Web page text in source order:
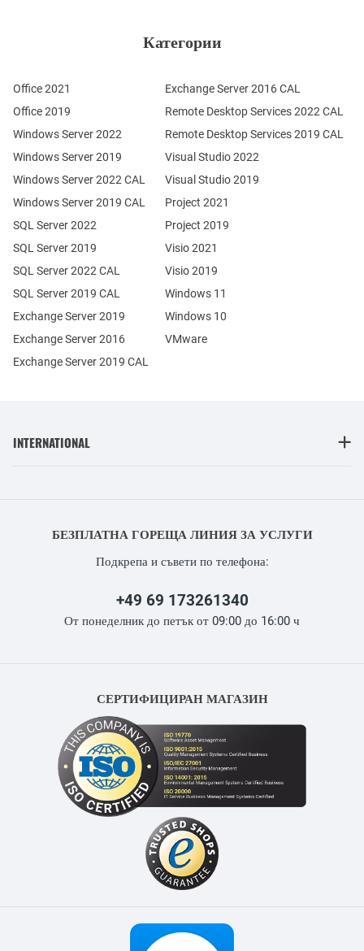
Категории
Office 2021
Office 2019
Windows Server 2022
Windows Server 2019
Exchange Server 2019
Exchange Server 2016
SQL Server 2022
SQL Server 2019
Windows Server 2022 CAL
Windows Server 2019 CAL
SQL Server 2022 CAL
SQL Server 2019 CAL
Remote Desktop Services 2022 CAL
Remote Desktop Services 2019 CAL
Exchange Server 2019 CAL
Exchange Server 2016 CAL
Visual Studio 2022
Visual Studio 2019
Project 2021
Project 2019
Visio 2021
Visio 2019
Windows 11
Windows 10
VMware
INTERNATIONAL
БЕЗПЛАТНА ГОРЕЩА ЛИНИЯ ЗА УСЛУГИ
Подкрепа и съвети по телефона:
+49 69 173261340
От понеделник до петък от 09:00 до 16:00 ч
СЕРТИФИЦИРАН МАГАЗИН